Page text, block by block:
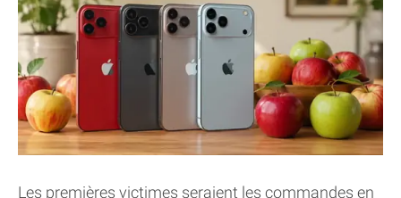
Les premières victimes seraient les commandes en